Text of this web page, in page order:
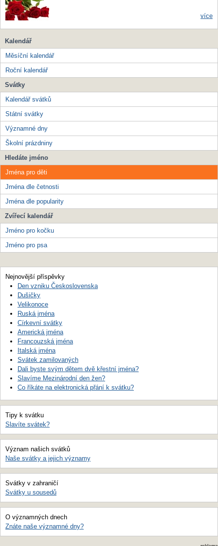
více
Kalendář
Měsíční kalendář
Roční kalendář
Svátky
Kalendář svátků
Státní svátky
Významné dny
Školní prázdniny
Hledáte jméno
Jména pro děti
Jména dle četnosti
Jména dle popularity
Zvířecí kalendář
Jméno pro kočku
Jméno pro psa
Nejnovější příspěvky
Den vzniku Československa
Dušičky
Velikonoce
Ruská jména
Církevní svátky
Americká jména
Francouzská jména
Italská jména
Svátek zamilovaných
Dali byste svým dětem dvě křestní jména?
Slavíme Mezinárodní den žen?
Co říkáte na elektronická přání k svátku?
Tipy k svátku
Slavíte svátek?
Význam našich svátků
Naše svátky a jejich významy
Svátky v zahraničí
Svátky u sousedů
O významných dnech
Znáte naše významné dny?